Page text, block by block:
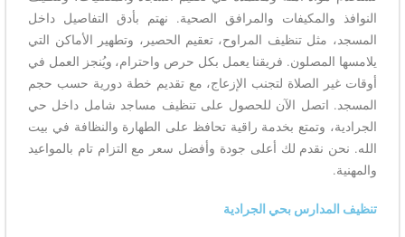
النوافذ والمكيفات والمرافق الصحية. نهتم بأدق التفاصيل داخل
المسجد، مثل تنظيف المراوح، تعقيم الحصير، وتطهير الأماكن التي
يلامسها المصلون. فريقنا يعمل بكل حرص واحترام، ويُنجز العمل في
أوقات غير الصلاة لتجنب الإزعاج، مع تقديم خطة دورية حسب حجم
المسجد. اتصل الآن للحصول على تنظيف مساجد شامل داخل حي
الجرادية، وتمتع بخدمة راقية تحافظ على الطهارة والنظافة في بيت
الله. نحن نقدم لك أعلى جودة وأفضل سعر مع التزام تام بالمواعيد
والمهنية.
تنظيف المدارس بحي الجرادية